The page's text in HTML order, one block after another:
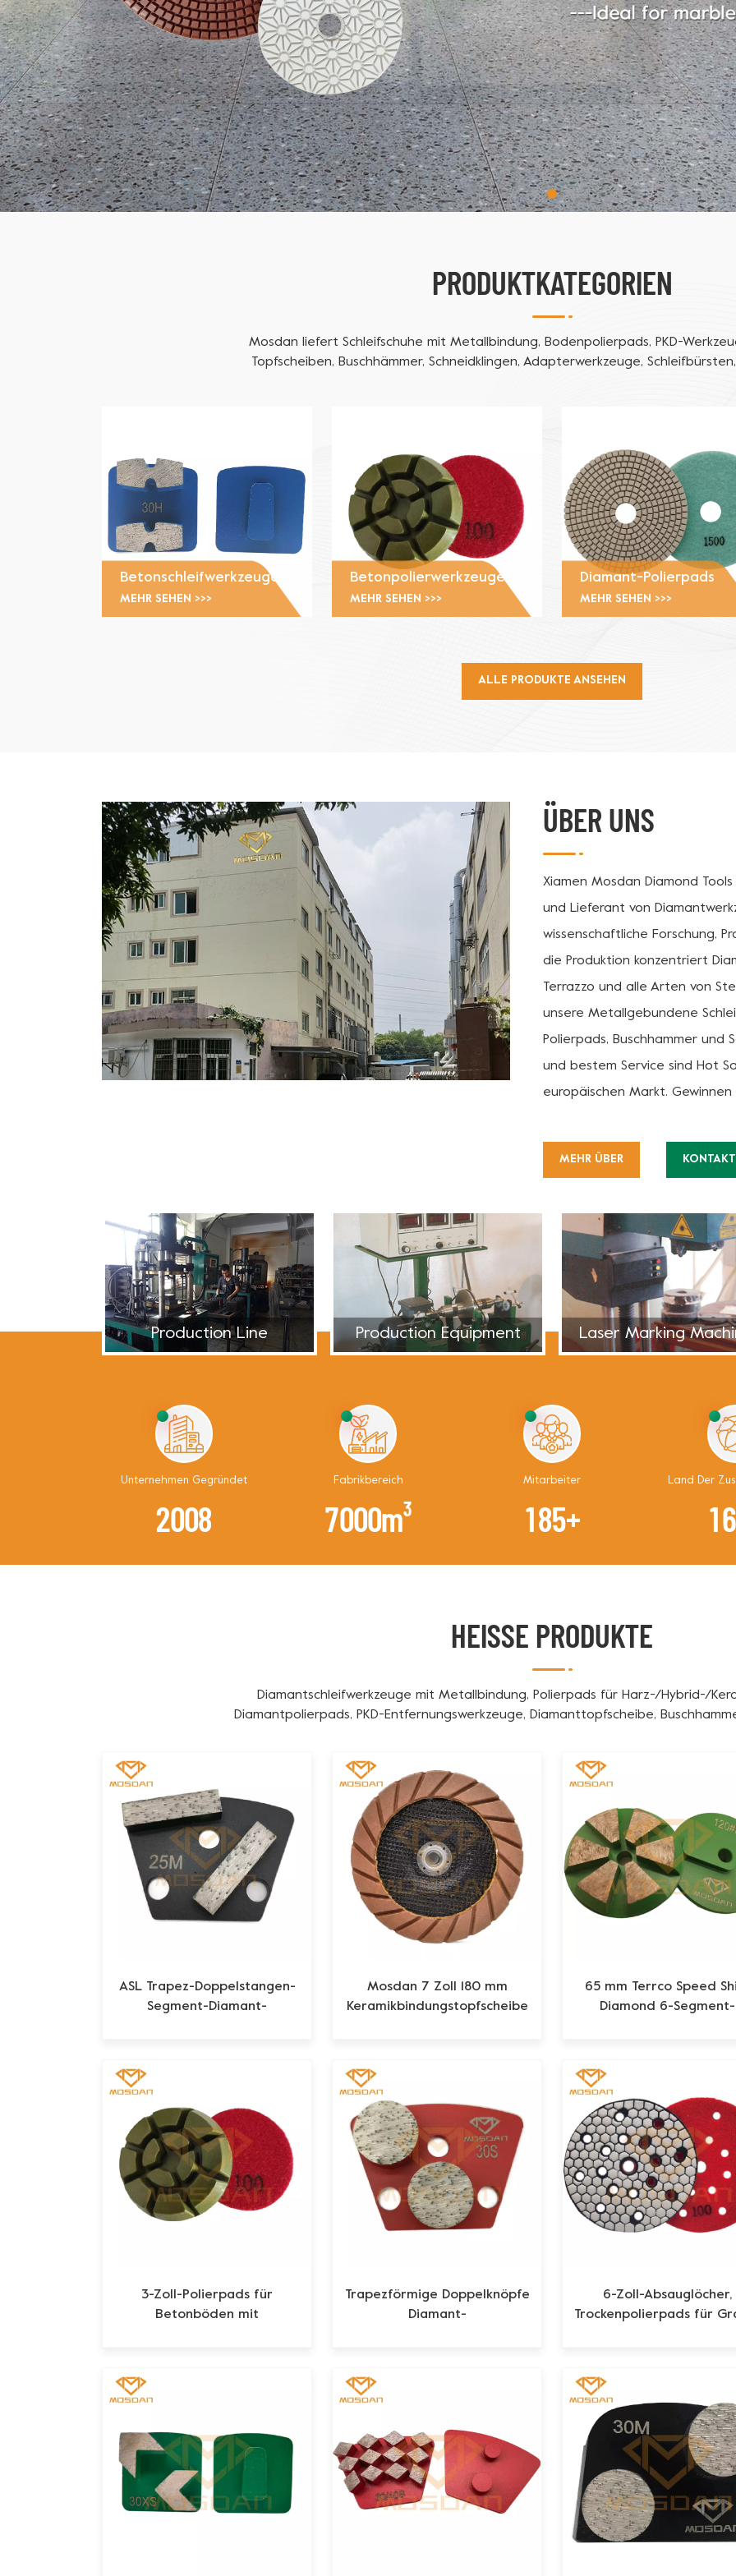
PRODUKTKATEGORIEN
Mosdan liefert Schleifschuhe mit Metallbindung, Bodenpolierpads, PKD-
Topfscheiben, Buschhämmer, Schneidklingen, Adapterwerkzeuge,
Betonschleifwerkzeuge
MEHR SEHEN >>>
Betonpolierwerkzeuge
MEHR SEHEN >>>
Diamant-Polierpads
MEHR SEHEN >>>
ALLE PRODUKTE ANSEHEN
ÜBER UNS
Xiamen Mosdan Diamond
und Lieferant von
wissenschaftliche Forschung,
die Produktion konzentriert
Terrazzo und alle Arten von
unsere Metallgebundene
Polierpads, Buschhammer und
und bestem Service sind Hot
europäischen Markt.
Polierproblemen. Mit mehr als
Schleif- und Poliermaschinen
Polierwerkzeuge, enthalten
Betonplatten mit
Steinschleif- und
Trockenpolierpads,
Entwicklung hochwertigerer
der Lösung von Problemen
spezifischen Produkten für
MEHR ÜBER
Mosdan Office Production Line Production
Unternehmen Gegründet
2008
Fabrikbereich
7000m³
Mitarbeiter
185+
Land Der
16
HEISSE PRODUKTE
Diamantschleifwerkzeuge mit Metallbindung, Polierpads für Harz-/Hybrid-/
Diamantpolierpads, PKD-Entfernungswerkzeuge, Diamanttopfscheibe,
ASL Trapez-Doppelstangen-
Segment-Diamant-
Mosdan 7 Zoll 180 mm
Keramikbindungstopfscheibe
65 mm Terrco Speed
Diamond 6-Segment-
3-Zoll-Polierpads für
Betonböden mit
Trapezförmige Doppelknöpfe
Diamant-
6-Zoll-Absauglöcher,
Trockenpolierpads für